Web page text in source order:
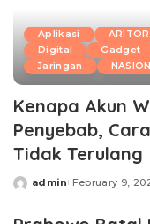
Aplikasi
Digital
Gadget
Jaringan
Kenapa Akun
Penyebab,
Tidak Terulang
Posted
admin February 9,